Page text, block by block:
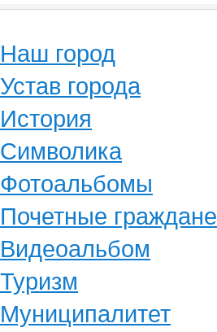
Наш город
Устав города
История
Символика
Фотоальбомы
Почетные граждане
Видеоальбом
Туризм
Муниципалитет